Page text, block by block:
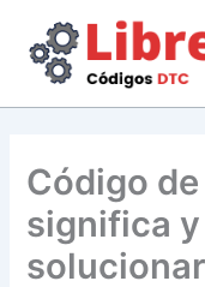
contenido
Código
significa